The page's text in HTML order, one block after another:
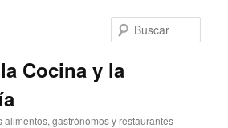
Cocina y la
alimentos, gastrónomos y restaurantes